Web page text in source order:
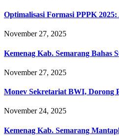
Optimalisasi Formasi PPPK
November 27, 2025
Kemenag Kab. Semarang Bahas
November 27, 2025
Monev Sekretariat BWI, Dorong
November 24, 2025
Kemenag Kab. Semarang